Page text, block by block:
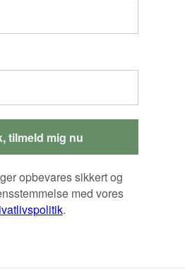
tilmeld mig nu
opbevares sikkert og
med vores
.